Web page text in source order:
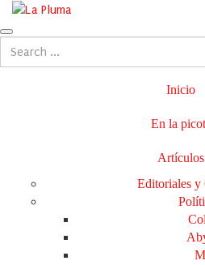
Inicio
En la
Artículos
Editoriales y